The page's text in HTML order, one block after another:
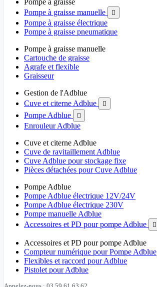
Pompe à graisse
Pompe à graisse manuelle

Pompe à graisse électrique
Pompe à graisse pneumatique
Pompe à graisse manuelle
Cartouche de graisse
Agrafe et flexible
Graisseur
Gestion de l'Adblue
Cuve et citerne Adblue

Pompe Adblue 
Enrouleur Adblue
Cuve et citerne Adblue
Cuve de ravitaillement Adblue
Cuve Adblue pour stockage fixe
Pièces détachées pour Cuve Adblue
Pompe Adblue
Pompe Adblue électrique 12V/24V
Pompe Adblue électrique 230V
Pompe manuelle Adblue
Accessoires et PD pour pompe Adblue

Accessoires et PD pour pompe Adblue
Compteur numérique pour Pompe Adblue
Flexibles et raccord pour Adblue
Pistolet pour Adblue